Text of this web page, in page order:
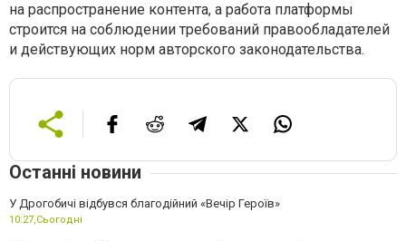
на распространение контента, а работа платформы
строится на соблюдении требований правообладателей
и действующих норм авторского законодательства.
Останні новини
У Дрогобичі відбувся благодійний «Вечір Героїв»
10:27,Сьогодні